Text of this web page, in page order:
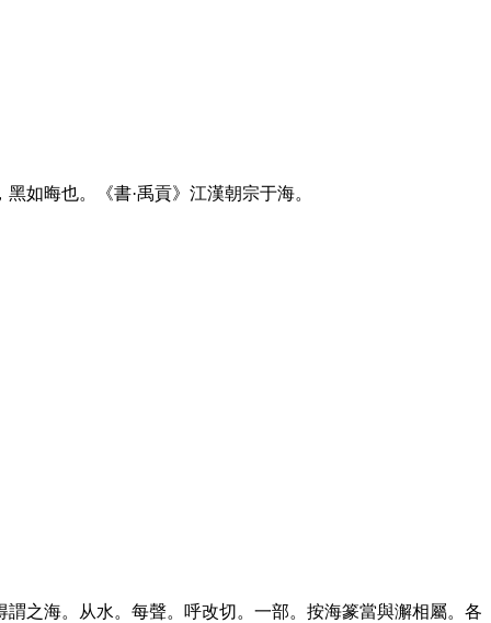
如晦也。《書·禹貢》江漢朝宗于海。
之海。从水。每聲。呼改切。一部。按海篆當與澥相屬。各